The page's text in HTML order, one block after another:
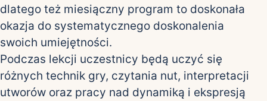
dlatego też miesiączny program to doskonała
okazja do systematycznego doskonalenia
swoich umiejętności.
Podczas lekcji uczestnicy będą uczyć się
różnych technik gry, czytania nut, interpretacji
utworów oraz pracy nad dynamiką i ekspresją